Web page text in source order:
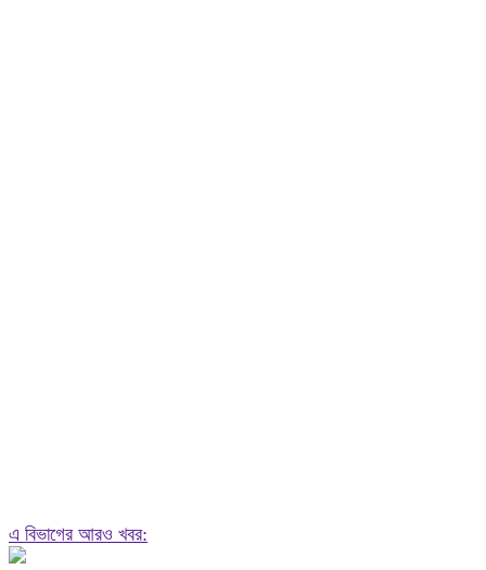
এ বিভাগের আরও খবর: